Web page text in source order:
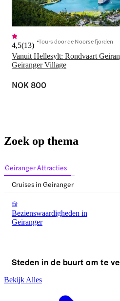
Vanuit Hellesylt: Rondvaart
Geiranger Village
4,5(13) Tours door de Noorse fjorden
NOK 800
Zoek op thema
Geiranger Attracties
Cruises in Geiranger
Bezienswaardigheden in
Geiranger
Steden in de buurt om te
Bekijk Alles